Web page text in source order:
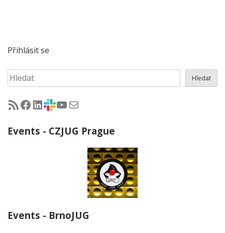
Přihlásit se
Hledat Hledat
RSS - články na jug.cz
Facebook skupina Czech Java User Group
LinkedIn skupina Czech Java User Group
CZJUG Slack fórum
CZJUG YouTube kanálCZJUG email
Events - CZJUG Prague
Events - BrnoJUG